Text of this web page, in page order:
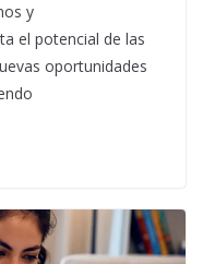
y
el potencial de las
oportunidades